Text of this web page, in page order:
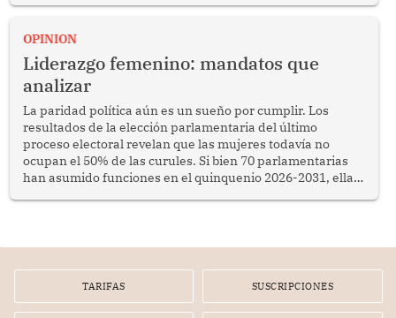
OPINION
Liderazgo femenino: mandatos que
analizar
La paridad política aún es un sueño por cumplir. Los
resultados de la elección parlamentaria del último
proceso electoral revelan que las mujeres todavía no
ocupan el 50% de las curules. Si bien 70 parlamentarias
han asumido funciones en el quinquenio 2026-2031, ellas
TARIFAS SUSCRIPCIONES